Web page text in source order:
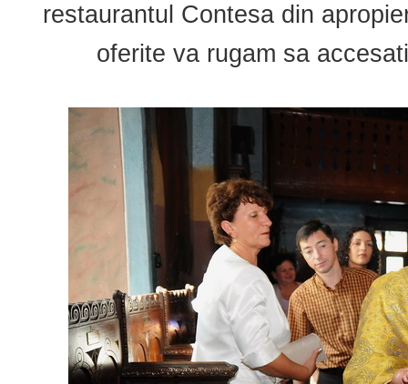
restaurantul Contesa din
oferite va rugam sa